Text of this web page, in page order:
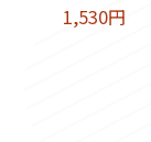
1,530円